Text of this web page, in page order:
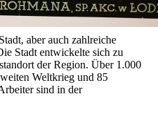
aber auch zahlreiche
Stadt entwickelte sich zu
der Region. Über 1.000
Weltkrieg und 85
sind in der